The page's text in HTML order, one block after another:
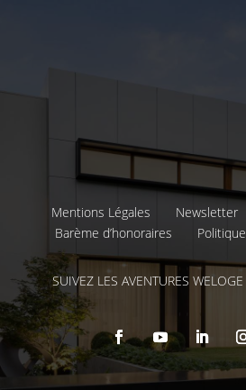
Mentions Légales Newsletter
Barème d’honoraires
SUIVEZ LES AVENTURES